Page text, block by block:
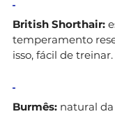
British Shorthair:
temperamento
isso, fácil de
Burmês: natural